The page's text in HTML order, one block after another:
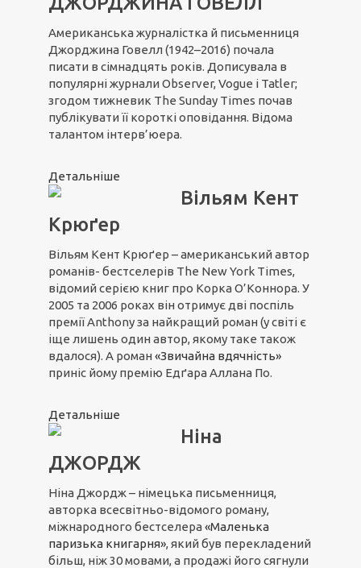
Американська журналістка й письменниця
Джорджина Говелл (1942–2016) почала
писати в сімнадцять років. Дописувала в
популярні журнали Observer, Vogue і Tatler;
згодом тижневик The Sunday Times почав
публікувати її короткі оповідання. Відома
талантом інтерв’юера.
Детальніше
Вільям Кент
Крюґер
Вільям Кент Крюґер – американський автор
романів- бестселерів The New York Times,
відомий серією книг про Корка О’Коннора. У
2005 та 2006 роках він отримує дві поспіль
премії Anthony за найкращий роман (у світі є
іще лишень один автор, якому таке також
вдалося). А роман «Звичайна вдячність»
приніс йому премію Едґара Аллана По.
Детальніше
Ніна
ДЖОРДЖ
Ніна Джордж – німецька письменниця,
авторка всесвітньо-відомого роману,
міжнародного бестселера «Маленька
паризька книгарня», який був перекладений
більш, ніж 30 мовами, а продажі його сягнули